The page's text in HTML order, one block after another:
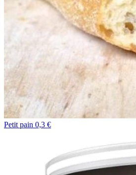
Petit pain 0,3 €